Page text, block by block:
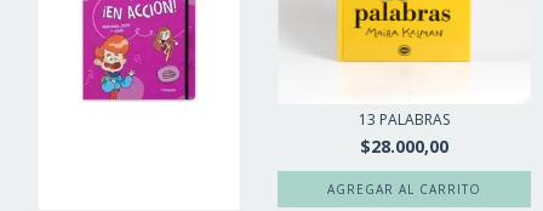
13 PALABRAS
$28.000,00